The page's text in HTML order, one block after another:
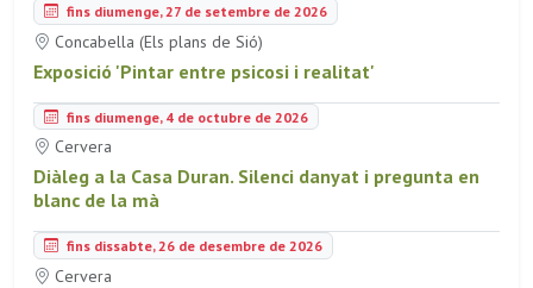
fins diumenge, 27 de setembre de 2026
Concabella (Els plans de Sió)
Exposició 'Pintar entre psicosi i realitat'
fins diumenge, 4 de octubre de 2026
Cervera
Diàleg a la Casa Duran. Silenci danyat i pregunta en
blanc de la mà
fins dissabte, 26 de desembre de 2026
Cervera